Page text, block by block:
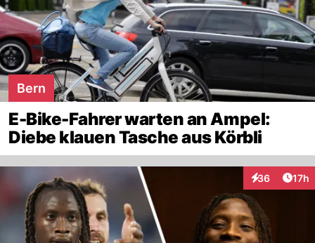
Bern
E-Bike-Fahrer warten an Ampel:
Diebe klauen Tasche aus Körbli
36
Interaktionen
17h